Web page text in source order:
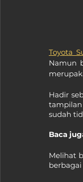
Toyota
Namun
Hadir
sudah
Baca
Melihat